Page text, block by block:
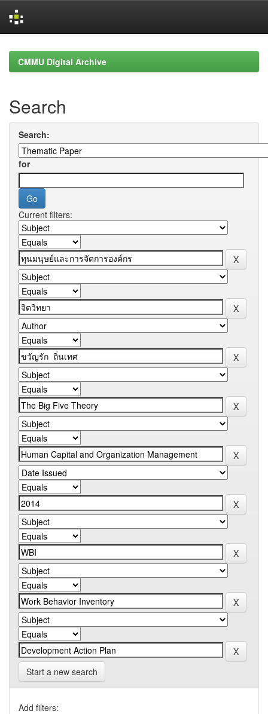
navigationCMMU Digital Archive
Search
Search:
for
Current filters:
Start a new search
Add filters: